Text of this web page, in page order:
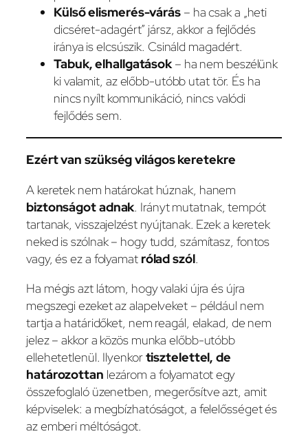
Külső elismerés-várás– ha csak a „heti
dicséret-adagért” jársz, akkor a fejlődés
iránya is elcsúszik. Csináld magadért.
Tabuk, elhallgatások– ha nem beszélünk
ki valamit, az előbb-utóbb utat tör. És ha
nincs nyílt kommunikáció, nincs valódi
fejlődés sem.
Ezért van szükség világos keretekre
A keretek nem határokat húznak, hanem
biztonságot adnak. Irányt mutatnak, tempót
tartanak, visszajelzést nyújtanak. Ezek a keretek
neked is szólnak – hogy tudd, számítasz, fontos
vagy, és ez a folyamat rólad szól.
Ha mégis azt látom, hogy valaki újra és újra
megszegi ezeket az alapelveket – például nem
tartja a határidőket, nem reagál, elakad, de nem
jelez – akkor a közös munka előbb-utóbb
ellehetetlenül. Ilyenkortisztelettel, de
határozottan lezárom a folyamatot egy
összefoglaló üzenetben, megerősítve azt, amit
képviselek: a megbízhatóságot, a felelősséget és
az emberi méltóságot.